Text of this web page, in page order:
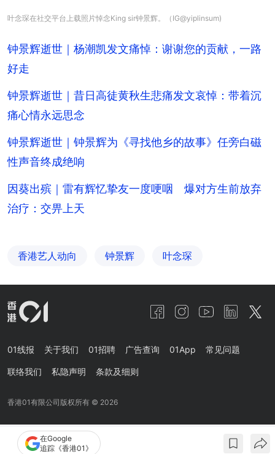
叶念琛在社交平台上载照片悼念King sir钟景辉。（IG@yiplinsum)
钟景辉逝世｜杨潮凯发文痛悼：谢谢您的贡献，一路
好走
钟景辉逝世｜昔日高徒黄秋生悲痛发文哀悼：带着沉
痛心情永远思念
钟景辉逝世｜钟景辉为《寻找他乡的故事》任旁白磁
性声音终成绝响
因葵出殡｜雷有辉忆挚友一度哽咽 爆对方生前放弃
治疗：交畀上天
香港艺人动向 钟景辉 叶念琛
在Google
追踪《香港01》
01线报 关于我们 01招聘 广告查询 01App 常见问题
联络我们 私隐声明 条款及细则
香港01有限公司版权所有 © 2026